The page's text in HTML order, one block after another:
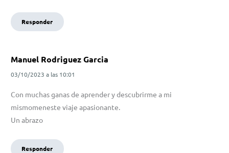
Responder
Manuel Rodriguez Garcia
03/10/2023 a las 10:01
Con muchas ganas de aprender y descubrirme a mi
mismomeneste viaje apasionante.
Un abrazo
Responder